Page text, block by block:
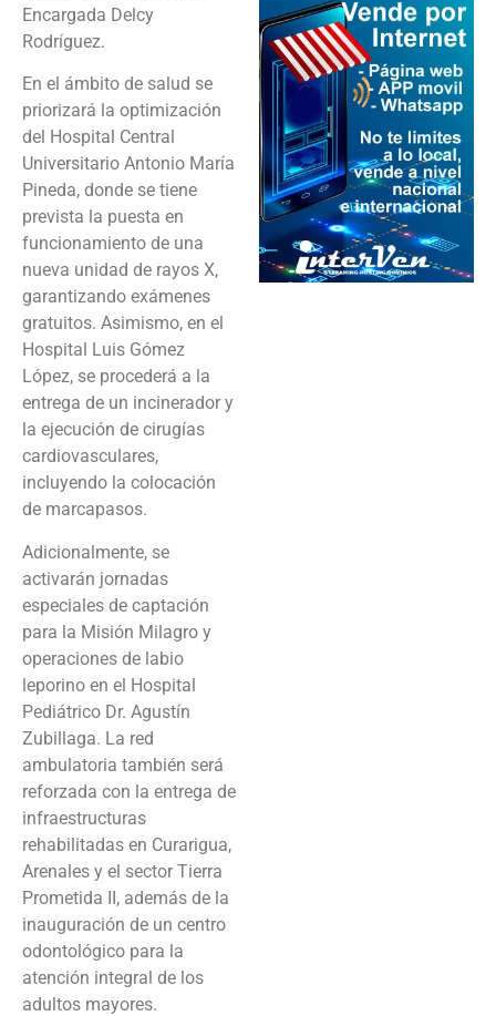
Encargada Delcy
Rodríguez.
En el ámbito de salud se
priorizará la optimización
del Hospital Central
Universitario Antonio María
Pineda, donde se tiene
prevista la puesta en
funcionamiento de una
nueva unidad de rayos X,
garantizando exámenes
gratuitos. Asimismo, en el
Hospital Luis Gómez
López, se procederá a la
entrega de un incinerador y
la ejecución de cirugías
cardiovasculares,
incluyendo la colocación
de marcapasos.
Adicionalmente, se
activarán jornadas
especiales de captación
para la Misión Milagro y
operaciones de labio
leporino en el Hospital
Pediátrico Dr. Agustín
Zubillaga. La red
ambulatoria también será
reforzada con la entrega de
infraestructuras
rehabilitadas en Curarigua,
Arenales y el sector Tierra
Prometida II, además de la
inauguración de un centro
odontológico para la
atención integral de los
adultos mayores.